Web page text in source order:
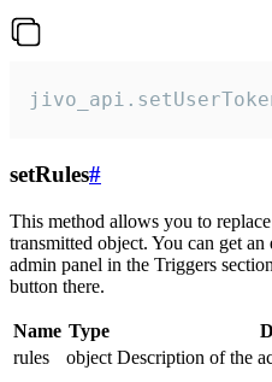
setRules#
This method allows you to
transmitted object. You can get
admin panel in the Triggers
button there.
Name Type
rules
object Description of the